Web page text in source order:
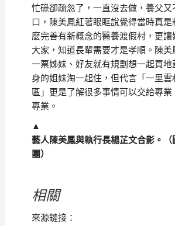
忙碌卻疏忽了，一直沒去做，養父又
口，陳美鳳紅著眼眶說覺得當時真
麼完善有新概念的醫養渡假村，更
大家，知道長輩需要才是孝順。陳美
一票姊妹、好友就有規劃想一起買地
身的姐妹淘一起住，但代言「一里雲
區」更是了解很多事情可以交給專業
專業。
▲
藝人陳美鳳與執行長楊芷文合影。（
團）
相關
來源鏈接：